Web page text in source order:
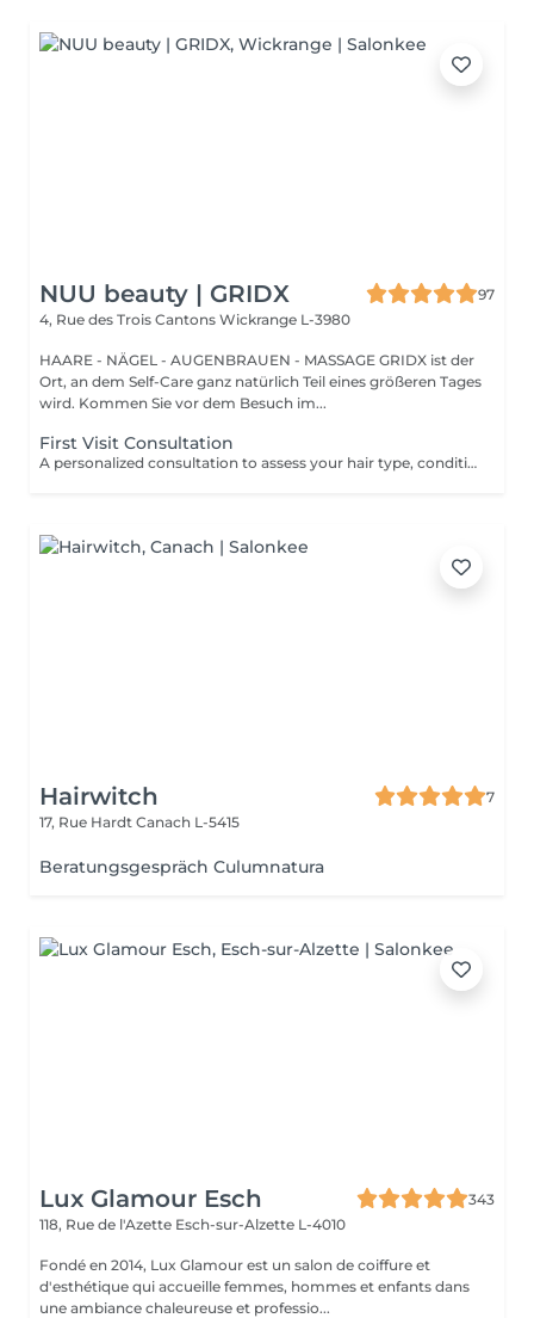
NUU beauty | GRIDX
97
4, Rue des Trois Cantons Wickrange L-3980
HAARE - NÄGEL - AUGENBRAUEN - MASSAGE GRIDX ist der
Ort, an dem Self-Care ganz natürlich Teil eines größeren Tages
wird. Kommen Sie vor dem Besuch im...
First Visit Consultation
A personalized consultation to assess your hair type, condition, and goals helping us recommend the perfect treatments, color, or cut to suit your style and lifestyle.
Hairwitch
7
17, Rue Hardt Canach L-5415
Beratungsgespräch Culumnatura
Lux Glamour Esch
343
118, Rue de l'Azette Esch-sur-Alzette L-4010
Fondé en 2014, Lux Glamour est un salon de coiffure et
d'esthétique qui accueille femmes, hommes et enfants dans
une ambiance chaleureuse et professio...